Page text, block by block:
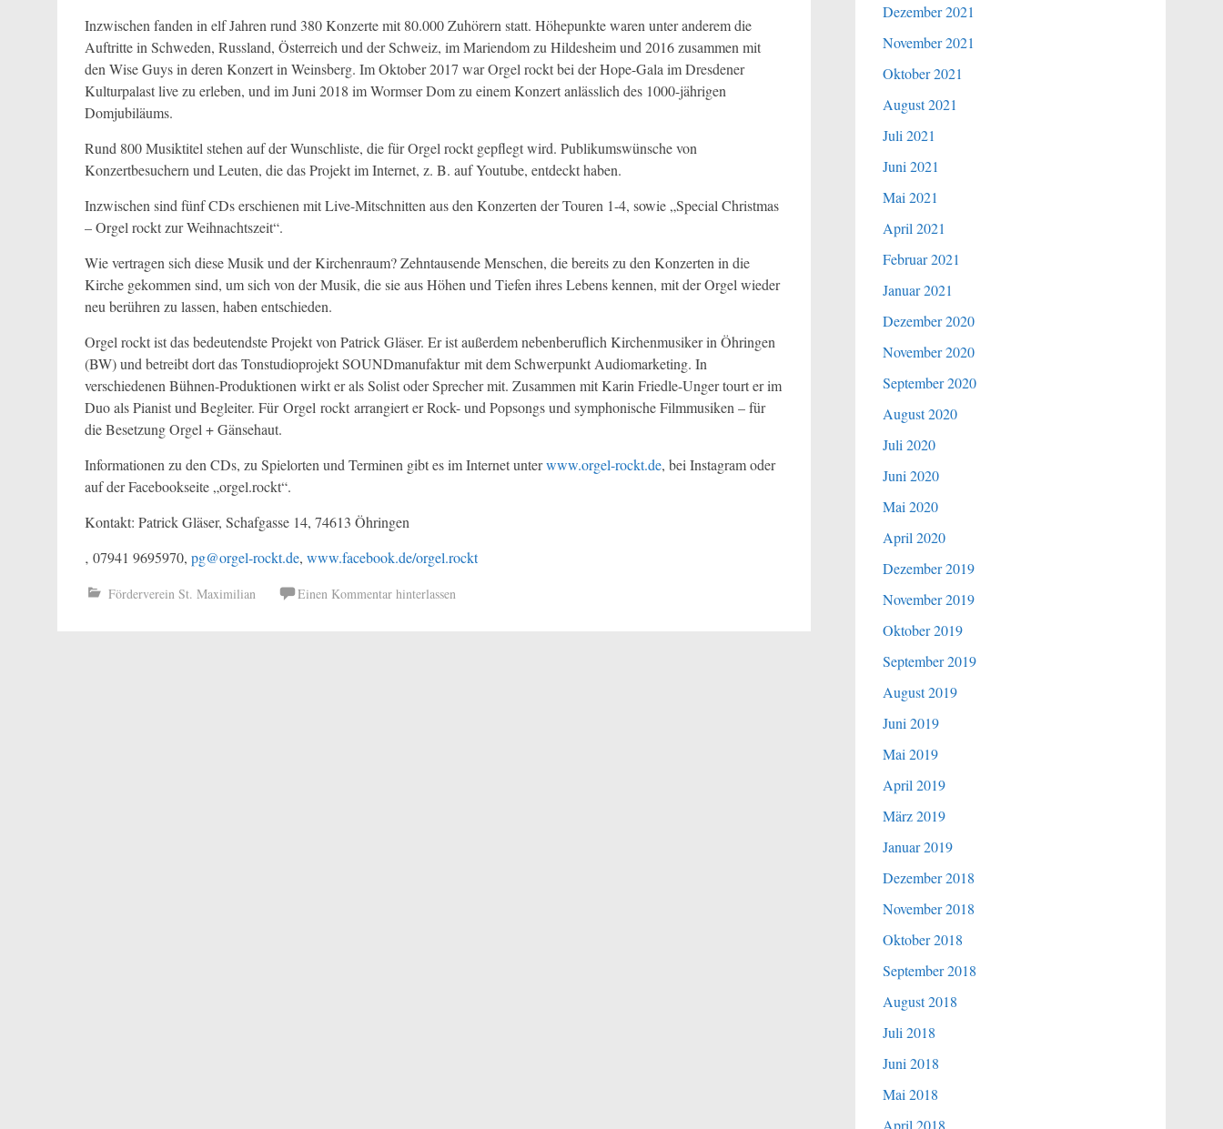
Inzwischen fanden in elf Jahren rund 380 Konzerte mit 80.000 Zuhörern statt. Höhepunkte waren unter anderem die
Auftritte in Schweden, Russland, Österreich und der Schweiz, im Mariendom zu Hildesheim und 2016 zusammen mit
den Wise Guys in deren Konzert in Weinsberg. Im Oktober 2017 war Orgel rockt bei der Hope-Gala im Dresdener
Kulturpalast live zu erleben, und im Juni 2018 im Wormser Dom zu einem Konzert anlässlich des 1000-jährigen
Domjubiläums.
Rund 800 Musiktitel stehen auf der Wunschliste, die für Orgel rockt gepflegt wird. Publikumswünsche von
Konzertbesuchern und Leuten, die das Projekt im Internet, z. B. auf Youtube, entdeckt haben.
Inzwischen sind fünf CDs erschienen mit Live-Mitschnitten aus den Konzerten der Touren 1-4, sowie „Special Christmas
– Orgel rockt zur Weihnachtszeit“.
Wie vertragen sich diese Musik und der Kirchenraum? Zehntausende Menschen, die bereits zu den Konzerten in die
Kirche gekommen sind, um sich von der Musik, die sie aus Höhen und Tiefen ihres Lebens kennen, mit der Orgel wieder
neu berühren zu lassen, haben entschieden.
Orgel rockt ist das bedeutendste Projekt von Patrick Gläser. Er ist außerdem nebenberuflich Kirchenmusiker in Öhringen
(BW) und betreibt dort das Tonstudioprojekt SOUNDmanufaktur mit dem Schwerpunkt Audiomarketing. In
verschiedenen Bühnen-Produktionen wirkt er als Solist oder Sprecher mit. Zusammen mit Karin Friedle-Unger tourt er im
Duo als Pianist und Begleiter. Für Orgel rockt arrangiert er Rock- und Popsongs und symphonische Filmmusiken – für
die Besetzung Orgel + Gänsehaut.
Informationen zu den CDs, zu Spielorten und Terminen gibt es im Internet unterwww.orgel-rockt.de, bei Instagram oder
auf der Facebookseite „orgel.rockt“.
Kontakt: Patrick Gläser, Schafgasse 14, 74613 Öhringen
‚ 07941 9695970, pg@orgel-rockt.de, www.facebook.de/orgel.rockt
Förderverein St. Maximilian Einen Kommentar hinterlassen
Dezember 2021
November 2021
Oktober 2021
August 2021
Juli 2021
Juni 2021
Mai 2021
April 2021
Februar 2021
Januar 2021
Dezember 2020
November 2020
September 2020
August 2020
Juli 2020
Juni 2020
Mai 2020
April 2020
Dezember 2019
November 2019
Oktober 2019
September 2019
August 2019
Juni 2019
Mai 2019
April 2019
März 2019
Januar 2019
Dezember 2018
November 2018
Oktober 2018
September 2018
August 2018
Juli 2018
Juni 2018
Mai 2018
April 2018